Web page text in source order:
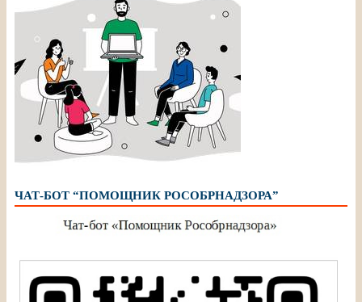
ЧАТ-БОТ “ПОМОЩНИК РОСОБРНАДЗОРА”